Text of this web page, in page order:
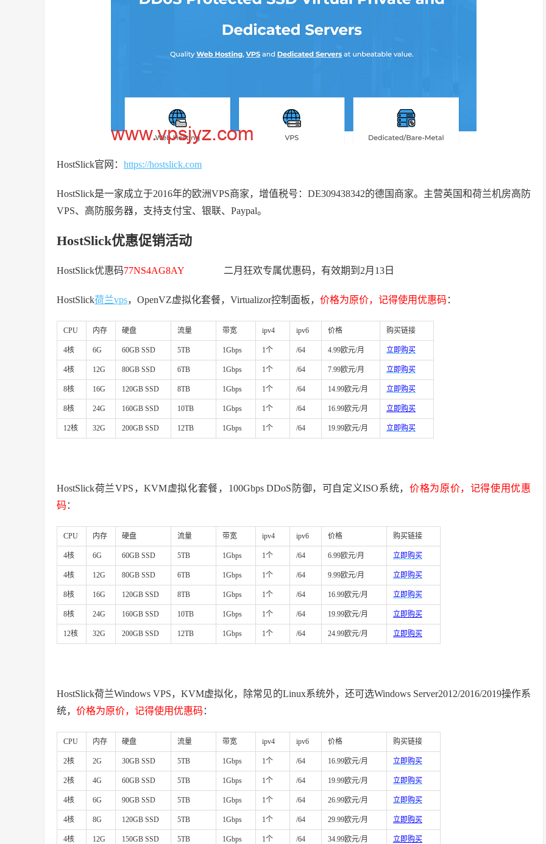
HostSlick官网： https://hostslick.com
HostSlick是一家成立于2016年的欧洲VPS商家，增值税号：DE309438342的德国商家。主营英国和荷兰机房高防
VPS、高防服务器，支持支付宝、银联、Paypal。
HostSlick优惠促销活动
HostSlick优惠码77NS4AG8AY 二月狂欢专属优惠码，有效期到2月13日
HostSlick荷兰vps，OpenVZ虚拟化套餐，Virtualizor控制面板， 价格为原价，记得使用优惠码 ：
CPU 内存 硬盘 流量 带宽 ipv4 ipv6 价格 购买链接
4核 6G 60GB SSD 5TB 1Gbps 1个 /64 4.99欧元/月 立即购买
4核 12G 80GB SSD 6TB 1Gbps 1个 /64 7.99欧元/月 立即购买
8核 16G 120GB SSD 8TB 1Gbps 1个 /64 14.99欧元/月 立即购买
8核 24G 160GB SSD 10TB 1Gbps 1个 /64 16.99欧元/月 立即购买
12核 32G 200GB SSD 12TB 1Gbps 1个 /64 19.99欧元/月 立即购买
HostSlick荷兰VPS，KVM虚拟化套餐，100Gbps DDoS防御，可自定义ISO系统， 价格为原价，记得使用优惠
码 ：
CPU 内存 硬盘 流量 带宽 ipv4 ipv6 价格 购买链接
4核 6G 60GB SSD 5TB 1Gbps 1个 /64 6.99欧元/月 立即购买
4核 12G 80GB SSD 6TB 1Gbps 1个 /64 9.99欧元/月 立即购买
8核 16G 120GB SSD 8TB 1Gbps 1个 /64 16.99欧元/月 立即购买
8核 24G 160GB SSD 10TB 1Gbps 1个 /64 19.99欧元/月 立即购买
12核 32G 200GB SSD 12TB 1Gbps 1个 /64 24.99欧元/月 立即购买
HostSlick荷兰Windows VPS，KVM虚拟化，除常见的Linux系统外，还可选Windows Server2012/2016/2019操作系
统， 价格为原价，记得使用优惠码 ：
CPU 内存 硬盘 流量 带宽 ipv4 ipv6 价格 购买链接
2核 2G 30GB SSD 5TB 1Gbps 1个 /64 16.99欧元/月 立即购买
2核 4G 60GB SSD 5TB 1Gbps 1个 /64 19.99欧元/月 立即购买
4核 6G 90GB SSD 5TB 1Gbps 1个 /64 26.99欧元/月 立即购买
4核 8G 120GB SSD 5TB 1Gbps 1个 /64 29.99欧元/月 立即购买
4核 12G 150GB SSD 5TB 1Gbps 1个 /64 34.99欧元/月 立即购买